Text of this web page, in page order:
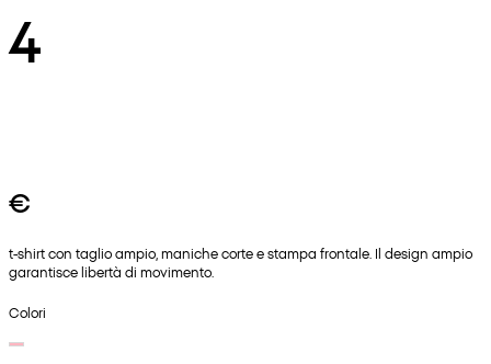
4
€
t-shirt con taglio ampio, maniche corte e stampa frontale. Il design ampio
garantisce libertà di movimento.
Colori